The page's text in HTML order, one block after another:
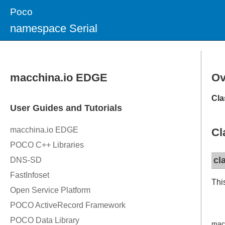
Poco
namespace Serial